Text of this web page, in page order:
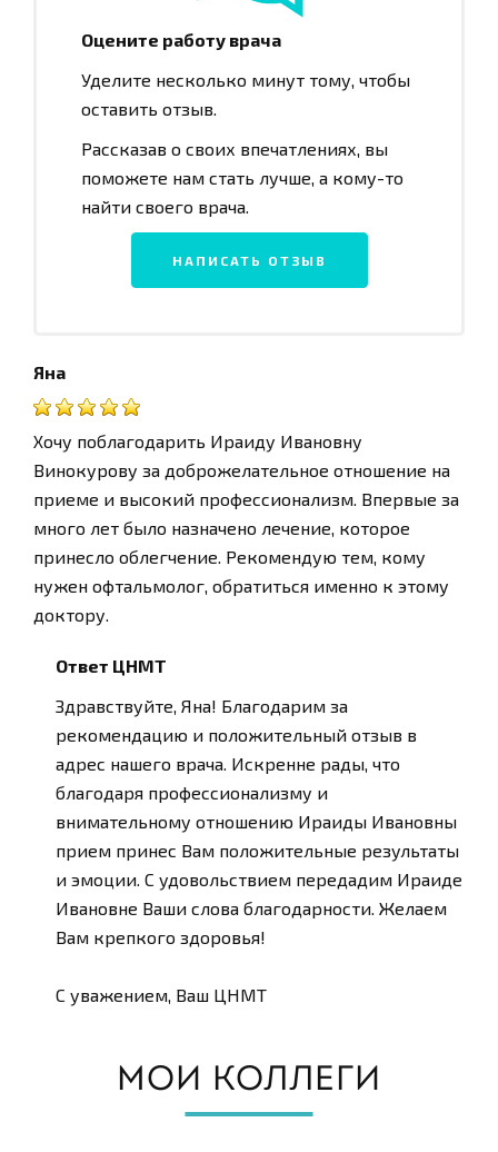
Оцените работу врача
Уделите несколько минут тому, чтобы
оставить отзыв.
Рассказав о своих впечатлениях, вы
поможете нам стать лучше, а кому-то
найти своего врача.
НАПИСАТЬ ОТЗЫВ
Яна
Хочу поблагодарить Ираиду Ивановну
Винокурову за доброжелательное отношение на
приеме и высокий профессионализм. Впервые за
много лет было назначено лечение, которое
принесло облегчение. Рекомендую тем, кому
нужен офтальмолог, обратиться именно к этому
доктору.
Ответ ЦНМТ
Здравствуйте, Яна! Благодарим за
рекомендацию и положительный отзыв в
адрес нашего врача. Искренне рады, что
благодаря профессионализму и
внимательному отношению Ираиды Ивановны
прием принес Вам положительные результаты
и эмоции. С удовольствием передадим Ираиде
Ивановне Ваши слова благодарности. Желаем
Вам крепкого здоровья!
С уважением, Ваш ЦНМТ
МОИ КОЛЛЕГИ